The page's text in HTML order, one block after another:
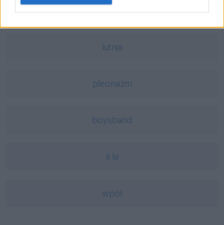
lipdub
lutnia
pleonazm
boysband
à la
wpół